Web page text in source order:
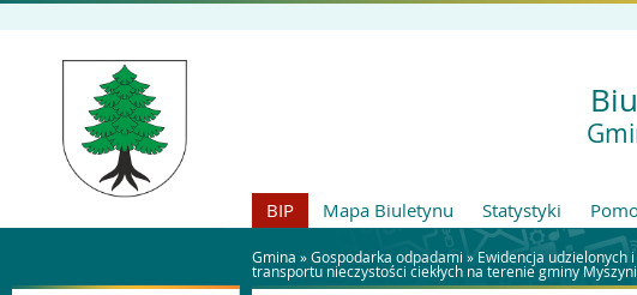
BIP Mapa Biuletynu Statystyki
Gmina »Gospodarka odpadami » Ewidencja udzielonych
transportu nieczystości ciekłych na terenie gminy